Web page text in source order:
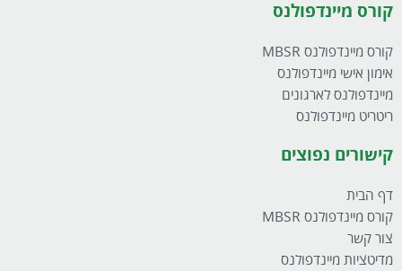
קורס מיינדפולנס
קורס מיינדפולנס MBSR
אימון אישי מיינדפולנס
מיינדפולנס לארגונים
ריטריט מיינדפולנס
קישורים נפוצים
דף הבית
קורס מיינדפולנס MBSR
צור קשר
מדיטציות מיינדפולנס